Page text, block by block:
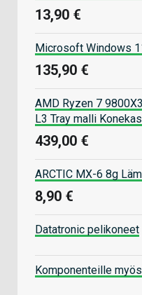
13,90 €
Microsoft Windows
135,90 €
AMD Ryzen 7
L3 Tray malli
439,00 €
ARCTIC MX-6 8g
8,90 €
Datatronic pelikoneet
Komponenteille